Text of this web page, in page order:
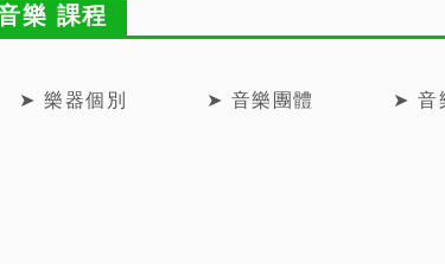
樂 課程
➤ 樂器個別 ➤ 音樂團體 ➤ 音